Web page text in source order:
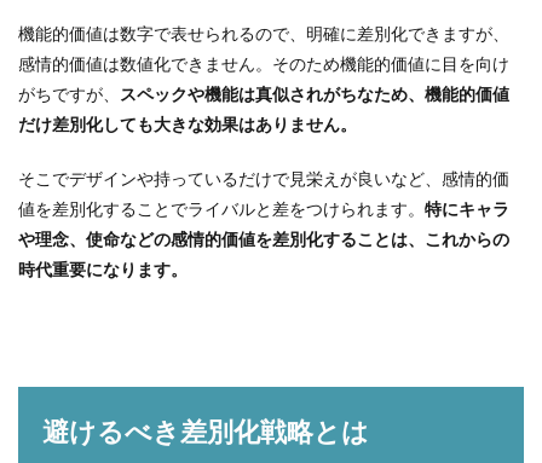
機能的価値は数字で表せられるので、明確に差別化できますが、
感情的価値は数値化できません。そのため機能的価値に目を向け
がちですが、
スペックや機能は真似されがちなため、機能的価値
だけ差別化しても大きな効果はありません。
そこでデザインや持っているだけで見栄えが良いなど、感情的価
値を差別化することでライバルと差をつけられます。 特にキャラ
や理念、使命などの感情的価値を差別化することは、これからの
時代重要になります。
避けるべき差別化戦略とは